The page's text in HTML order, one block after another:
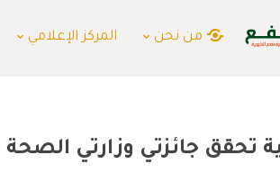
من نحن المركز الإعلامي
تحقق جائزتي وزارتي الصحة